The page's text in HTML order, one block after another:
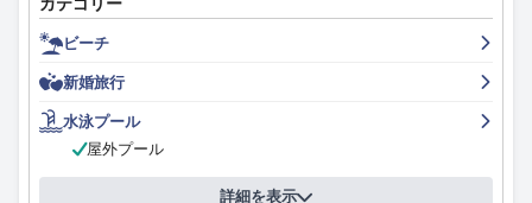
のに理想的な拠点であり、パノルモスの村自体も静かなビーチと
スコペロスの他の観光スポットへの便利な近さでリラックスした
雰囲気を提供しています。ホテルでは、ゲストから高く評価され
ている美味しくてバラエティに富んだ朝食を提供しており、客室
は清潔でスタイリッシュで、興味深い装飾が施されています。ホ
テルは清潔さを重視しており、ホテルのあらゆる面が清潔に保た
れています。スタッフは並外れており、一流のサービスを提供す
るために期待以上の働きをしています。プールエリアは特に印象
ビーチ
新婚旅行
水泳プール
屋外プール
詳細を表示